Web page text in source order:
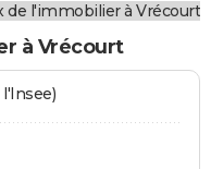
de l'immobilier à Vrécourt
à Vrécourt